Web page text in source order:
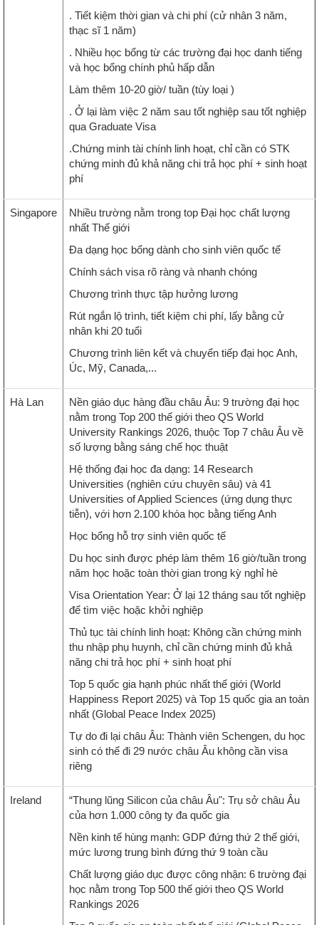
. Tiết kiệm thời gian và chi phí (cử nhân 3 năm,
thạc sĩ 1 năm)
. Nhiều học bổng từ các trường đại học danh tiếng
và học bổng chính phủ hấp dẫn
Làm thêm 10-20 giờ/ tuần (tùy loại )
. Ở lại làm việc 2 năm sau tốt nghiệp sau tốt nghiệp
qua Graduate Visa
.Chứng minh tài chính linh hoạt, chỉ cần có STK
chứng minh đủ khả năng chi trả học phí + sinh hoạt
phí
Singapore
Nhiều trường nằm trong top Đại học chất lượng
nhất Thế giới
Đa dạng học bổng dành cho sinh viên quốc tế
Chính sách visa rõ ràng và nhanh chóng
Chương trình thực tập hưởng lương
Rút ngắn lộ trình, tiết kiệm chi phí, lấy bằng cử
nhân khi 20 tuổi
Chương trình liên kết và chuyển tiếp đại học Anh,
Úc, Mỹ, Canada,...
Hà Lan
Nền giáo dục hàng đầu châu Âu: 9 trường đại học
nằm trong Top 200 thế giới theo QS World
University Rankings 2026, thuộc Top 7 châu Âu về
số lượng bằng sáng chế học thuật
Hệ thống đại học đa dạng: 14 Research
Universities (nghiên cứu chuyên sâu) và 41
Universities of Applied Sciences (ứng dụng thực
tiễn), với hơn 2.100 khóa học bằng tiếng Anh
Học bổng hỗ trợ sinh viên quốc tế
Du học sinh được phép làm thêm 16 giờ/tuần trong
năm học hoặc toàn thời gian trong kỳ nghỉ hè
Visa Orientation Year: Ở lại 12 tháng sau tốt nghiệp
để tìm việc hoặc khởi nghiệp
Thủ tục tài chính linh hoạt: Không cần chứng minh
thu nhập phụ huynh, chỉ cần chứng minh đủ khả
năng chi trả học phí + sinh hoạt phí
Top 5 quốc gia hạnh phúc nhất thế giới (World
Happiness Report 2025) và Top 15 quốc gia an toàn
nhất (Global Peace Index 2025)
Tự do đi lại châu Âu: Thành viên Schengen, du học
sinh có thể đi 29 nước châu Âu không cần visa
riêng
Ireland
“Thung lũng Silicon của châu Âu": Trụ sở châu Âu
của hơn 1.000 công ty đa quốc gia
Nền kinh tế hùng mạnh: GDP đứng thứ 2 thế giới,
mức lương trung bình đứng thứ 9 toàn cầu
Chất lượng giáo dục được công nhận: 6 trường đại
học nằm trong Top 500 thế giới theo QS World
Rankings 2026